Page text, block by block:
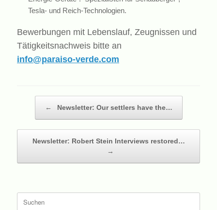
Tesla- und Reich-Technologien.
Bewerbungen mit Lebenslauf, Zeugnissen und
Tätigkeitsnachweis bitte an
info@paraiso-verde.com
Beitragsnavigation
← Newsletter: Our settlers have the…
Newsletter: Robert Stein Interviews restored…
→
nach: